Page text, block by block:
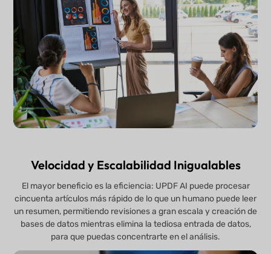
Velocidad y Escalabilidad Inigualables
El mayor beneficio es la eficiencia: UPDF AI puede procesar
cincuenta artículos más rápido de lo que un humano puede leer
un resumen, permitiendo revisiones a gran escala y creación de
bases de datos mientras elimina la tediosa entrada de datos,
para que puedas concentrarte en el análisis.